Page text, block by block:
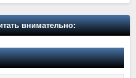
внимательно: